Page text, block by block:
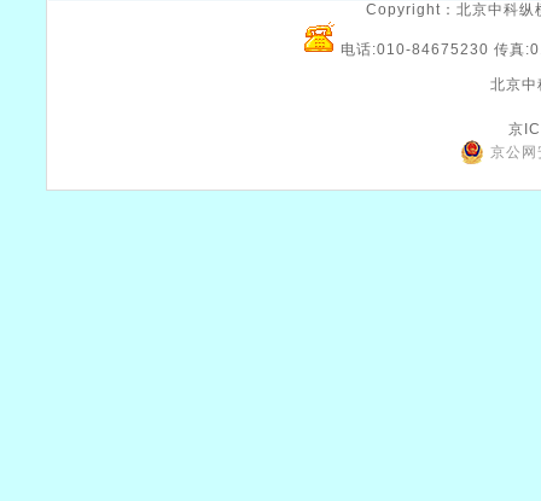
Copyright：北京中科
电话:010-84675230 传真
北京中
京
京公